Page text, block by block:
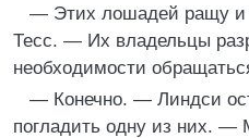
— Этих лошадей ращу и
Тесс. — Их владельцы
необходимости
— Конечно. — Линдси
погладить одну из них. —